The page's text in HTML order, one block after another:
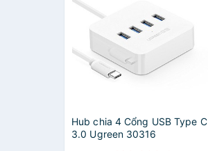
Hub chia 4 Cổng USB Type C
3.0 Ugreen 30316